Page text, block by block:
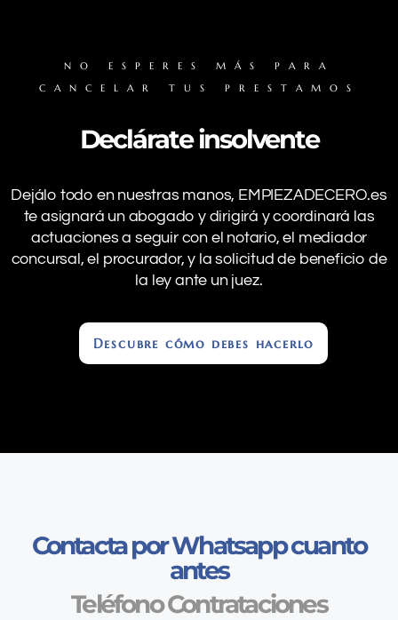
NO ESPERES MÁS PARA
CANCELAR TUS PRESTAMOS
Declárate insolvente
Dejálo todo en nuestras manos, EMPIEZADECERO.es
te asignará un abogado y dirigirá y coordinará las
actuaciones a seguir con el notario, el mediador
concursal, el procurador, y la solicitud de beneficio de
la ley ante un juez.
Descubre cómo debes hacerlo
Contacta por Whatsapp cuanto
antes
Teléfono Contrataciones